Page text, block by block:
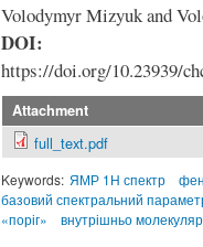
Volodymyr Mizyuk and
DOI:
https://doi.org/10.23939/
Attachment
full_text.pdf
Keywords: ЯМР 1Н спектр
базовий спектральний
«поріг»
внутрішньо